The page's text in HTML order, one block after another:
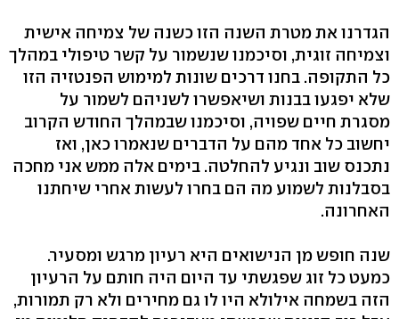
הגדרנו את מטרת השנה הזו כשנה של צמיחה אישית
וצמיחה זוגית, וסיכמנו שנשמור על קשר טיפולי במהלך
כל התקופה. בחנו דרכים שונות למימוש הפנטזיה הזו
שלא יפגעו בבנות ושיאפשרו לשניהם לשמור על
מסגרת חיים שפויה, וסיכמנו שבמהלך החודש הקרוב
יחשוב כל אחד מהם על הדברים שנאמרו כאן, ואז
נתכנס שוב ונגיע להחלטה. בימים אלה ממש אני מחכה
בסבלנות לשמוע מה הם בחרו לעשות אחרי שיחתנו
האחרונה.
שנה חופש מן הנישואים היא רעיון מרגש ומסעיר.
כמעט כל זוג שפגשתי עד היום היה חותם על הרעיון
הזה בשמחה אילולא היו לו גם מחירים ולא רק תמורות,